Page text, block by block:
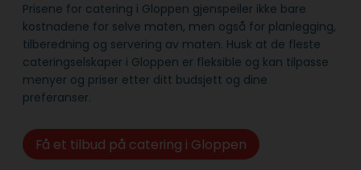
Prisene for catering i Gloppen gjenspeiler ikke bare
kostnadene for selve maten, men også for planlegging,
tilberedning og servering av maten. Husk at de fleste
cateringselskaper i Gloppen er fleksible og kan tilpasse
menyer og priser etter ditt budsjett og dine
preferanser.
Få et tilbud på catering i Gloppen